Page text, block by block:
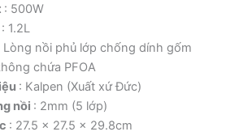
: 500W
: 1.2L
Lòng nồi phủ lớp chống dính gốm
chứa PFOA
: Kalpen (Xuất xứ Đức)
nồi : 2mm (5 lớp)
: 27.5 x 27.5 x 29.8cm